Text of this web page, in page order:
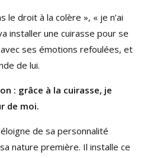
le droit à la colère », « je n’ai
installer une cuirasse pour se
ses émotions refoulées, et
de lui.
: grâce à la cuirasse, je
de moi.
de sa personnalité
nature première. Il installe ce